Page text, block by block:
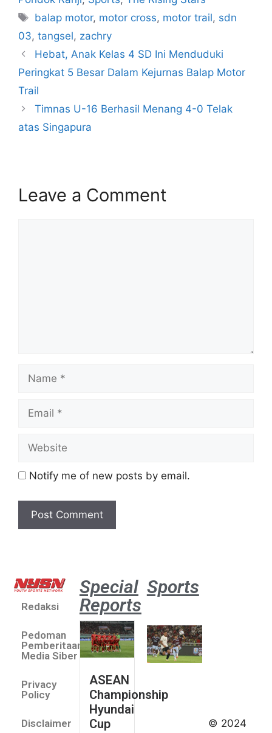
balap motor, motor cross, motor trail, sdn
03, tangsel, zachry
Hebat, Anak Kelas 4 SD Ini Menduduki
Peringkat 5 Besar Dalam Kejurnas Balap Motor
Trail
Timnas U-16 Berhasil Menang 4-0 Telak
atas Singapura
Leave a Comment
Notify me of new posts by email.
Redaksi
Pedoman
Pemberitaan
Media Siber
Privacy
Policy
Disclaimer
Special
Reports
ASEAN
Championship
Hyundai
Cup
Sports
umum
© 2024